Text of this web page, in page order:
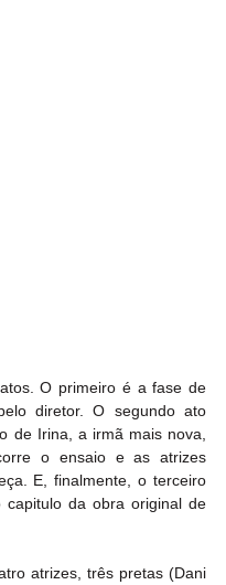
O primeiro é a fase de
diretor. O segundo ato
de Irina, a irmã mais nova,
o ensaio e as atrizes
E, finalmente, o terceiro
da obra original de
atrizes, três pretas (Dani